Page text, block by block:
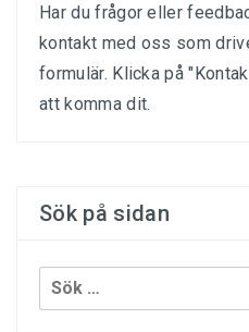
Har du frågor eller
kontakt med oss som
formulär. Klicka på
att komma dit.
Sök på sidan
Sök
efter: